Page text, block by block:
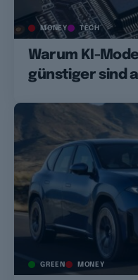
MONEY TECH
Warum KI-
günstiger sind
GREEN MONEY